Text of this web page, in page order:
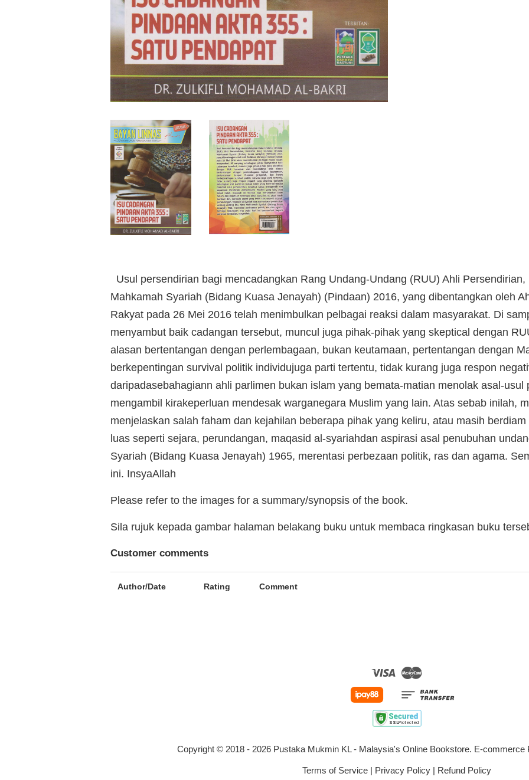
Usul persendirian bagi mencadangkan Rang Undang-Undang (RUU) Ahli
Mahkamah Syariah (Bidang Kuasa Jenayah) (Pindaan) 2016, yang dibentangkan oleh
Rakyat pada 26 Mei 2016 telah menimbulkan pelbagai reaksi dalam masyarakat. Di
menyambut baik cadangan tersebut, muncul juga pihak-pihak yang skeptical dengan
alasan bertentangan dengan perlembagaan, bukan keutamaan, pertentangan dengan
berkepentingan survival politik individujuga parti tertentu, tidak kurang juga respon
daripadasebahagiann ahli parlimen bukan islam yang bemata-matian menolak asal-usul
mengambil kirakeperluan mendesak warganegara Muslim yang lain. Atas sebab inilah,
menjelaskan salah faham dan kejahilan beberapa pihak yang keliru, atau masih
luas seperti sejara, perundangan, maqasid al-syariahdan aspirasi asal penubuhan
Syariah (Bidang Kuasa Jenayah) 1965, merentasi perbezaan politik, ras dan agama.
ini. InsyaAllah
Please refer to the images for a summary/synopsis of the book.
Sila rujuk kepada gambar halaman belakang buku untuk membaca ringkasan buku
Customer comments
Author/Date Rating Comment
Visa
Copyright © 2018 - 2026 Pustaka Mukmin KL - Malaysia's Online Bookstore. E-commerce
Terms of Service | Privacy Policy | Refund Policy